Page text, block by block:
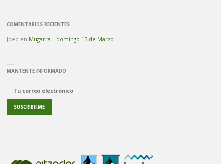
COMENTARIOS RECIENTES
Joep en Mugarra – domingo 15 de Marzo
MANTENTE INFORMADO